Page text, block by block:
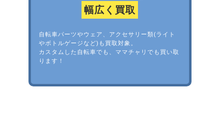
幅広く買取
自転車パーツやウェア、アクセサリー類(ライト
やボトルゲージなど)も買取対象。
カスタムした自転車でも、ママチャリでも買い取
ります！